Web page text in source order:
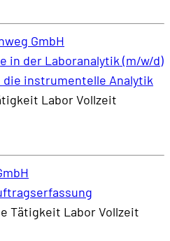
GmbH
in der Laboranalytik (m/w/d)
instrumentelle Analytik
LaborVollzeit
Tätigkeit LaborVollzeit